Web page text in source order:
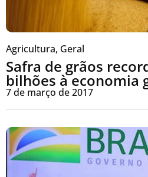
Agricultura, Geral
Safra de grãos
bilhões à economia
7 de março de 2017